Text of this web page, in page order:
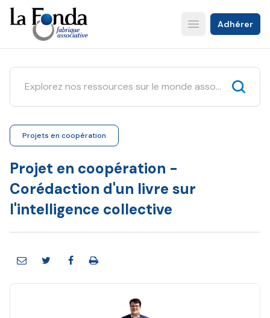
Aller
au
contenu
principal
Open main menu
Adhérer
Projets en coopération
Projet en coopération -
Corédaction d'un livre sur
l'intelligence collective